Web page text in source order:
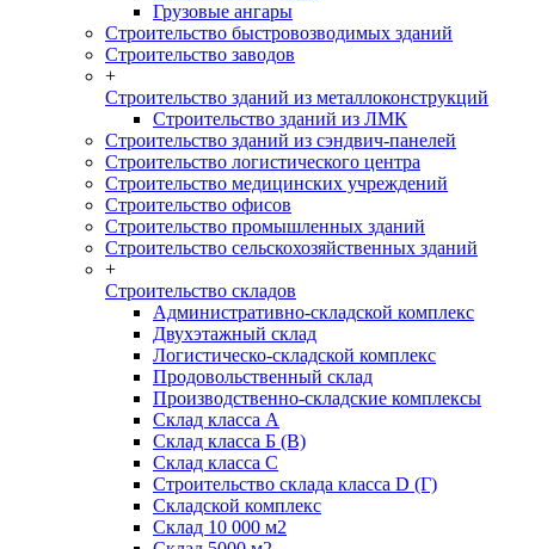
Грузовые ангары
Строительство быстровозводимых зданий
Строительство заводов
+
Строительство зданий из металлоконструкций
Строительство зданий из ЛМК
Строительство зданий из сэндвич-панелей
Строительство логистического центра
Строительство медицинских учреждений
Строительство офисов
Строительство промышленных зданий
Строительство сельскохозяйственных зданий
+
Строительство складов
Административно-складской комплекс
Двухэтажный склад
Логистическо-складской комплекс
Продовольственный склад
Производственно-складские комплексы
Склад класса А
Склад класса Б (B)
Склад класса С
Строительство склада класса D (Г)
Складской комплекс
Склад 10 000 м2